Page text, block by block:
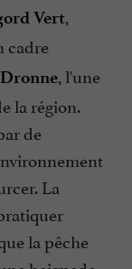
Vert,
cadre
Dronne, l'une
la région.
de
La
la pêche